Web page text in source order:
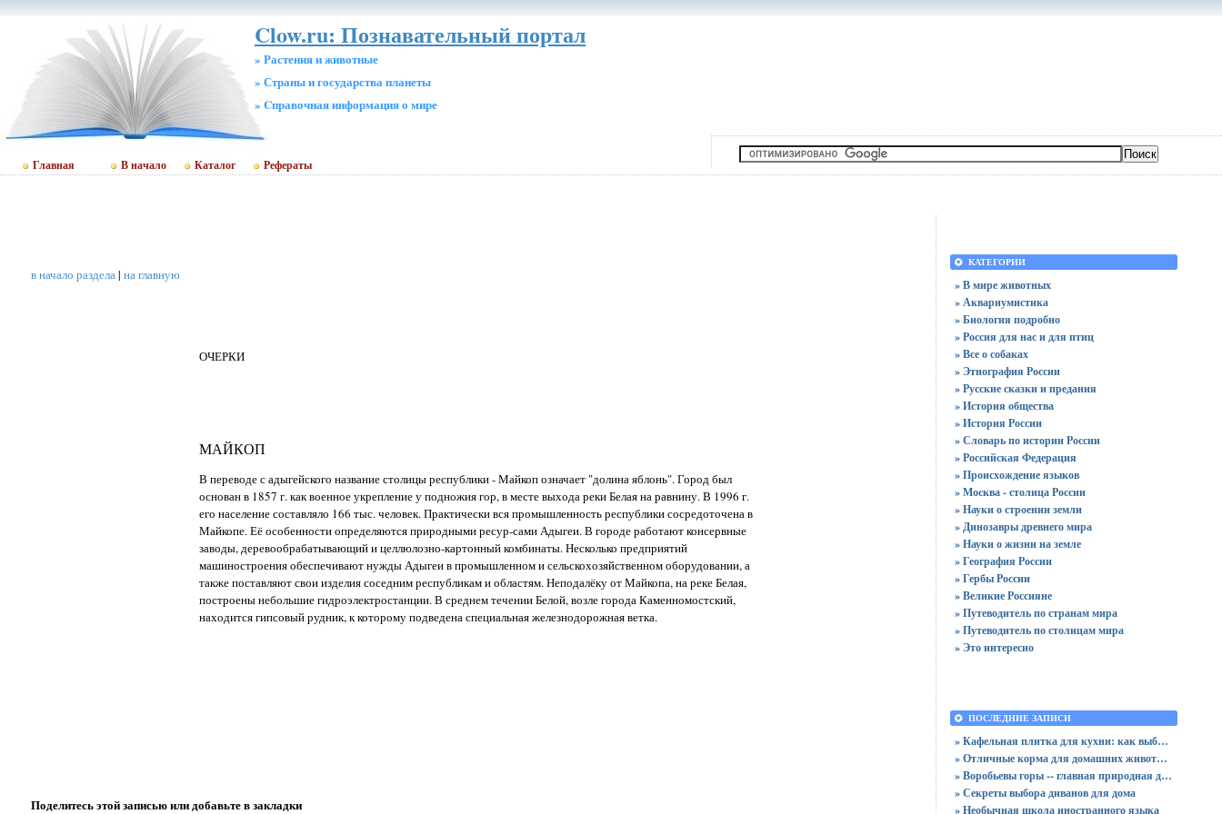
Clow.ru: Познавательный портал
» Растения и животные
» Страны и государства планеты
» Cправочная информация о мире
Главная В начало Каталог Рефераты
в начало раздела| на главную
ОЧЕРКИ
МАЙКОП
В переводе с адыгейского название столицы республики - Майкоп означает "долина яблонь". Город был
основан в 1857 г. как военное укрепление у подножия гор, в месте выхода реки Белая на равнину. В 1996 г.
его население составляло 166 тыс. человек. Практически вся промышленность республики сосредоточена в
Майкопе. Её особенности определяются природными ресур-сами Адыгеи. В городе работают консервные
заводы, деревообрабатывающий и целлюлозно-картонный комбинаты. Несколько предприятий
машиностроения обеспечивают нужды Адыгеи в промышленном и сельскохозяйственном оборудовании, а
также поставляют свои изделия соседним республикам и областям. Неподалёку от Майкопа, на реке Белая,
построены небольшие гидроэлектростанции. В среднем течении Белой, возле города Каменномостский,
находится гипсовый рудник, к которому подведена специальная железнодорожная ветка.
Поделитесь этой записью или добавьте в закладки
КАТЕГОРИИ
» В мире животных
» Аквариумистика
» Биология подробно
» Россия для нас и для птиц
» Все о собаках
» Этнография России
» Русские сказки и предания
» История общества
» История России
» Словарь по истории России
» Российская Федерация
» Происхождение языков
» Москва - столица России
» Науки о строении земли
» Динозавры древнего мира
» Науки о жизни на земле
» География России
» Гербы России
» Великие Россияне
» Путеводитель по странам мира
» Путеводитель по столицам мира
» Это интересно
ПОСЛЕДНИЕ ЗАПИСИ
» Кафельная плитка для кухни: как выбрать практичную отделку
» Отличные корма для домашних животных
» Воробьевы горы -- главная природная достопримечательность Москвы
» Секреты выбора диванов для дома
» Необычная школа иностранного языка